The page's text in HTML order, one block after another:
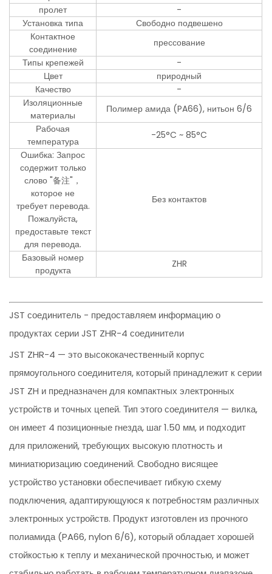
пролет
-
Установка типа
Свободно подвешено
Контактное
соединение
прессование
Типы крепежей
-
Цвет
природный
Качество
-
Изоляционные
материалы
Полимер амида (PA66), нитьон 6/6
Рабочая
температура
-25°C ~ 85°C
Ошибка: Запрос
содержит только
слово "备注"，
которое не
требует перевода.
Пожалуйста,
предоставьте текст
для перевода.
Без контактов
Базовый номер
продукта
ZHR
JST соединитель - предоставляем информацию о
продуктах серии JST ZHR-4 соединители
JST ZHR-4 — это высококачественный корпус
прямоугольного соединителя, который принадлежит к серии
JST ZH и предназначен для компактных электронных
устройств и точных цепей. Тип этого соединителя — вилка,
он имеет 4 позиционные гнезда, шаг 1.50 мм, и подходит
для приложений, требующих высокую плотность и
миниатюризацию соединений. Свободно висящее
устройство установки обеспечивает гибкую схему
подключения, адаптирующуюся к потребностям различных
электронных устройств. Продукт изготовлен из прочного
полиамида (PA66, nylon 6/6), который обладает хорошей
стойкостью к теплу и механической прочностью, и может